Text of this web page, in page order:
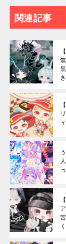
関連記事
き